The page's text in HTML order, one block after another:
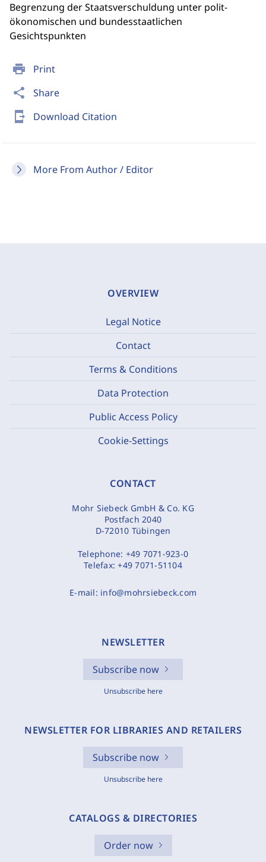
print Print
share Share
send_to_mobile Download Citation
More From Author / Editor
Begrenzung der Staatsverschuldung unter polit-
ökonomischen und bundesstaatlichen
Gesichtspunkten
OVERVIEW
Legal Notice
Contact
Terms & Conditions
Data Protection
Public Access Policy
Cookie-Settings
CONTACT
Mohr Siebeck GmbH & Co. KG
Postfach 2040
D-72010 Tübingen
Telephone: +49 7071-923-0
Telefax:+49 7071-51104
E-mail: info@mohrsiebeck.com
NEWSLETTER
Subscribe now
Unsubscribe here
NEWSLETTER FOR LIBRARIES AND RETAILERS
Subscribe now
Unsubscribe here
CATALOGS & DIRECTORIES
Order now